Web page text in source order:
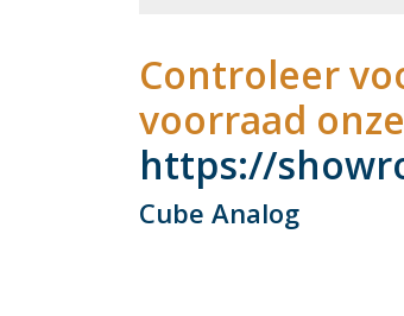
Controleer
voorraad
https://
Cube Analog